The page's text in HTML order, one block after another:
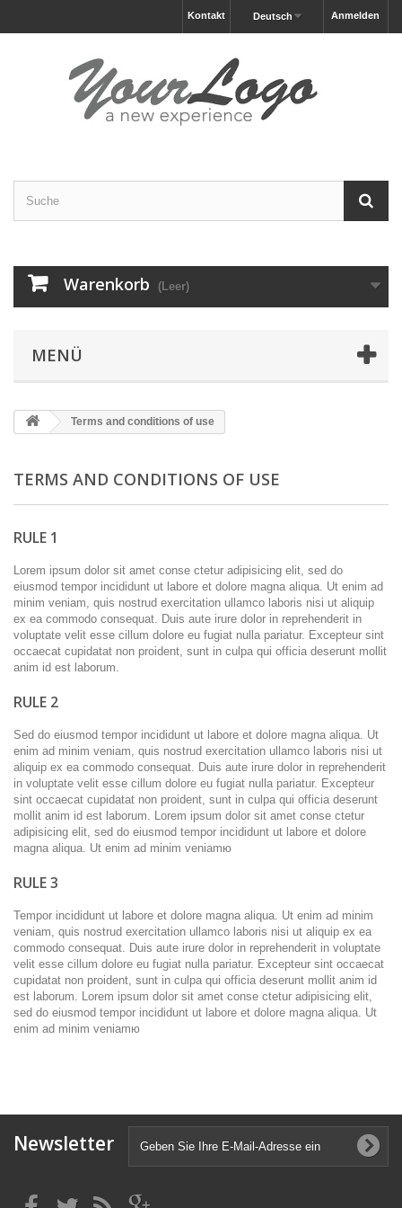
Anmelden
Deutsch
Kontakt
Warenkorb (Leer)
MENÜ
Terms and conditions of use
TERMS AND CONDITIONS OF USE
RULE 1
Lorem ipsum dolor sit amet conse ctetur adipisicing elit, sed do
eiusmod tempor incididunt ut labore et dolore magna aliqua. Ut enim ad
minim veniam, quis nostrud exercitation ullamco laboris nisi ut aliquip
ex ea commodo consequat. Duis aute irure dolor in reprehenderit in
voluptate velit esse cillum dolore eu fugiat nulla pariatur. Excepteur sint
occaecat cupidatat non proident, sunt in culpa qui officia deserunt mollit
anim id est laborum.
RULE 2
Sed do eiusmod tempor incididunt ut labore et dolore magna aliqua. Ut
enim ad minim veniam, quis nostrud exercitation ullamco laboris nisi ut
aliquip ex ea commodo consequat. Duis aute irure dolor in reprehenderit
in voluptate velit esse cillum dolore eu fugiat nulla pariatur. Excepteur
sint occaecat cupidatat non proident, sunt in culpa qui officia deserunt
mollit anim id est laborum. Lorem ipsum dolor sit amet conse ctetur
adipisicing elit, sed do eiusmod tempor incididunt ut labore et dolore
magna aliqua. Ut enim ad minim veniamю
RULE 3
Tempor incididunt ut labore et dolore magna aliqua. Ut enim ad minim
veniam, quis nostrud exercitation ullamco laboris nisi ut aliquip ex ea
commodo consequat. Duis aute irure dolor in reprehenderit in voluptate
velit esse cillum dolore eu fugiat nulla pariatur. Excepteur sint occaecat
cupidatat non proident, sunt in culpa qui officia deserunt mollit anim id
est laborum. Lorem ipsum dolor sit amet conse ctetur adipisicing elit,
sed do eiusmod tempor incididunt ut labore et dolore magna aliqua. Ut
enim ad minim veniamю
Newsletter